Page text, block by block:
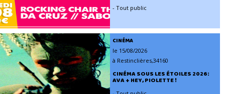
- Tout public
CINÉMA
le 15/08/2026
à Restinclières,34160
CINÉMA SOUS LES ÉTOILES 2026:
AVA + HEY, PIOLETTE !